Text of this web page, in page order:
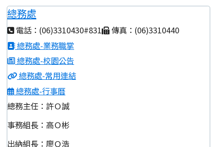
總務處
電話：(06)3310430#831
傳真：(06)3310440
總務處-業務職掌
總務處-校園公告
總務處-常用連結
總務處-行事曆
總務主任：許Ｏ誠
事務組長：高Ｏ彬
出納組長：廖Ｏ浩